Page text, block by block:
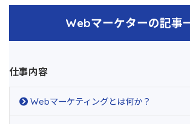
Webマーケターの記事
仕事内容
Webマーケティングとは何か？